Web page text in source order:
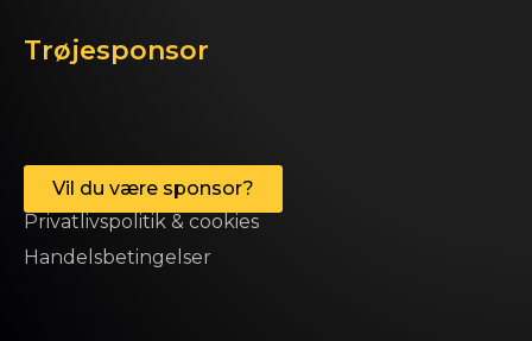
Trøjesponsor
Vil du være sponsor?
Privatlivspolitik & cookies
Handelsbetingelser